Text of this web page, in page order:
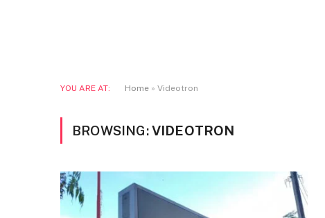
YOU ARE AT: Home » Videotron
BROWSING:VIDEOTRON